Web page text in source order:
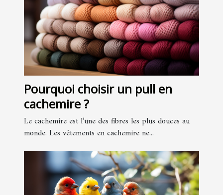
Pourquoi choisir un pull en
cachemire ?
Le cachemire est l’une des fibres les plus douces au
monde. Les vêtements en cachemire ne...